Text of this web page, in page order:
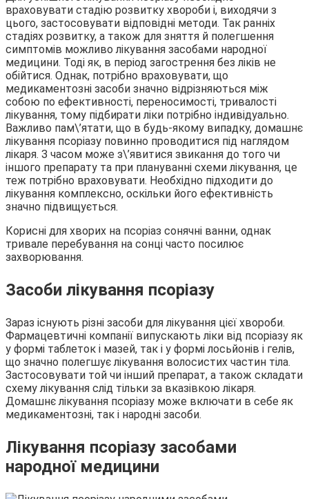
враховувати стадію розвитку хвороби і, виходячи з
цього, застосовувати відповідні методи. Так ранніх
стадіях розвитку, а також для зняття й полегшення
симптомів можливо лікування засобами народної
медицини. Тоді як, в період загострення без ліків не
обійтися. Однак, потрібно враховувати, що
медикаментозні засоби значно відрізняються між
собою по ефективності, переносимості, тривалості
лікування, тому підбирати ліки потрібно індивідуально.
Важливо пам\’ятати, що в будь-якому випадку, домашнє
лікування псоріазу повинно проводитися під наглядом
лікаря. З часом може з\’явитися звикання до того чи
іншого препарату та при плануванні схеми лікування, це
теж потрібно враховувати. Необхідно підходити до
лікування комплексно, оскільки його ефективність
значно підвищується.
Корисні для хворих на псоріаз сонячні ванни, однак
тривале перебування на сонці часто посилює
захворювання.
Засоби лікування псоріазу
Зараз існують різні засоби для лікування цієї хвороби.
Фармацевтичні компанії випускають ліки від псоріазу як
у формі таблеток і мазей, так і у формі лосьйонів і гелів,
що значно полегшує лікування волосистих частин тіла.
Застосовувати той чи інший препарат, а також складати
схему лікування слід тільки за вказівкою лікаря.
Домашнє лікування псоріазу може включати в себе як
медикаментозні, так і народні засоби.
Лікування псоріазу засобами
народної медицини